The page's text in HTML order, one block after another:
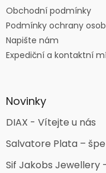
Obchodní podmínky
Podmínky ochrany
Napište nám
Expediční a kontaktní
Novinky
DIAX - Vítejte u nás
Salvatore Plata –
Sif Jakobs